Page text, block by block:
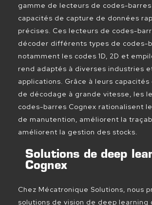
gamme de lecteurs de codes-
capacités de capture de données
précises. Ces lecteurs de codes-
décoder différents types de codes-
notamment les codes 1D, 2D et
rend adaptés à diverses industries
applications. Grâce à leurs
de décodage à grande vitesse, les
codes-barres Cognex rationalisent
de manutention, améliorent la
améliorent la gestion des stocks.
Solutions de deep
Cognex
Chez Mécatronique Solutions, nous
solutions de vision de deep learning